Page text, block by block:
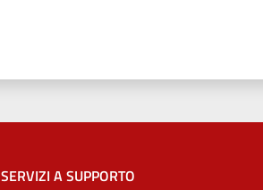
SERVIZI A SUPPORTO